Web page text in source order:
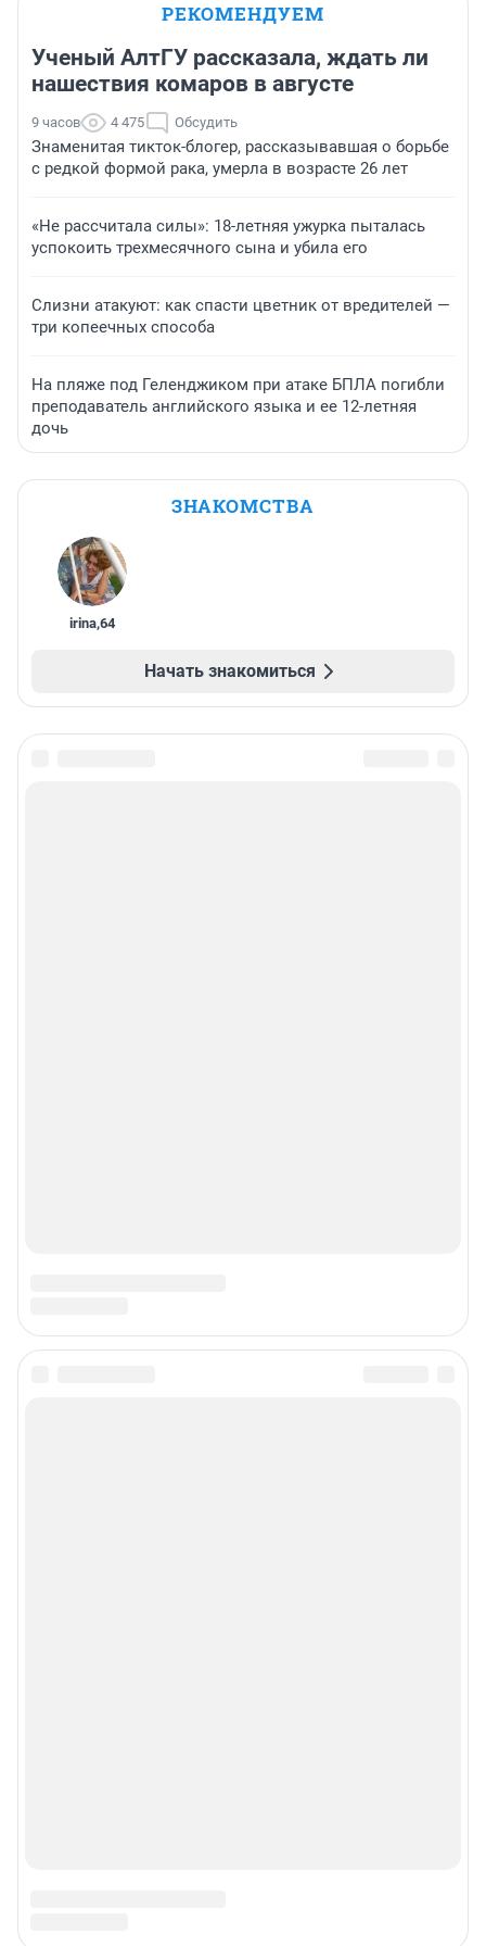
РЕКОМЕНДУЕМ
Ученый АлтГУ рассказала, ждать ли
нашествия комаров в августе
9 часов 4 475 Обсудить
Знаменитая тикток-блогер, рассказывавшая о борьбе
с редкой формой рака, умерла в возрасте 26 лет
«Не рассчитала силы»: 18-летняя ужурка пыталась
успокоить трехмесячного сына и убила его
Слизни атакуют: как спасти цветник от вредителей —
три копеечных способа
На пляже под Геленджиком при атаке БПЛА погибли
преподаватель английского языка и ее 12-летняя
дочь
ЗНАКОМСТВА
irina,64
Начать знакомиться